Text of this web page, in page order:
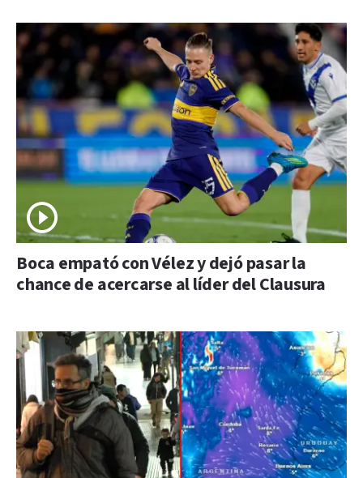
Boca empató con Vélez y dejó pasar la
chance de acercarse al líder del Clausura